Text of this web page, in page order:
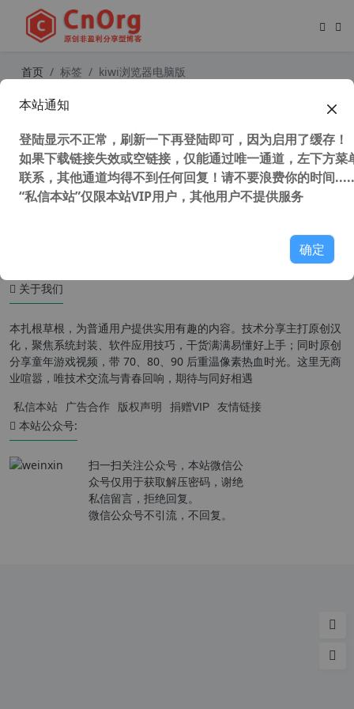
首页 标签 kiwi浏览器电脑版
Kiwi Browser浏览器 Kiwi浏览器 APP
关于我们
本扎根草根，为普通用户提供实用有趣的内容。技术分享主打原创汉
化，聚焦系统封装、软件应用技巧，干货满满易懂好上手；同时原创
分享童年游戏视频，带 70、80、90 后重温像素热血时光。这里无商
业喧嚣，唯技术交流与青春回响，期待与同好相遇
私信本站 广告合作 版权声明 捐赠VIP 友情链接
本站公众号:
扫一扫关注公众号，本站微信公
众号仅用于获取解压密码，谢绝
私信留言，拒绝回复。
微信公众号不引流，不回复。
本站通知
登陆显示不正常，刷新一下再登陆即可，因为启用了缓存！
如果下载链接失效或空链接，仅能通过唯一通道，左下方菜
联系，其他通道均得不到任何回复！请不要浪费你的时间
“私信本站”仅限本站VIP用户，其他用户不提供服务
确定